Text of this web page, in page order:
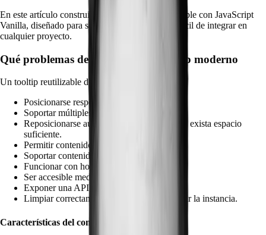
En este artículo construiremos un Tooltip reutilizable con JavaScript
Vanilla, diseñado para ser flexible, extensible y fácil de integrar en
cualquier proyecto.
Qué problemas debe resolver un tooltip moderno
Un tooltip reutilizable debería ser capaz de:
Posicionarse respecto a cualquier elemento.
Soportar múltiples posiciones.
Reposicionarse automáticamente cuando no exista espacio
suficiente.
Permitir contenido dinámico.
Soportar contenido HTML.
Funcionar con hover, focus o click.
Ser accesible mediante teclado.
Exponer una API programática.
Limpiar correctamente los eventos al destruir la instancia.
Características del componente